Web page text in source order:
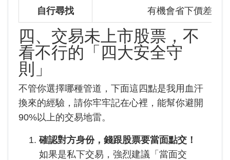
自行尋找 有機會省下價差
四、交易未上市股票，不
看不行的「四大安全守
則」
不管你選擇哪種管道，下面這四點是我用血汗
換來的經驗，請你牢牢記在心裡，能幫你避開
90%以上的交易地雷。
確認對方身份，錢跟股票要當面點交！
如果是私下交易，強烈建議「當面交